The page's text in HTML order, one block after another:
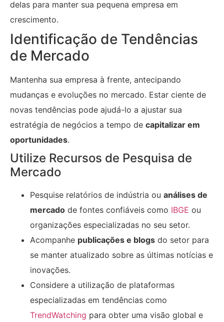
delas para manter sua pequena empresa em
crescimento.
Identificação de Tendências
de Mercado
Mantenha sua empresa à frente, antecipando
mudanças e evoluções no mercado. Estar ciente de
novas tendências pode ajudá-lo a ajustar sua
estratégia de negócios a tempo de capitalizar em
oportunidades.
Utilize Recursos de Pesquisa de
Mercado
Pesquise relatórios de indústria ou análises de
mercado de fontes confiáveis como IBGE ou
organizações especializadas no seu setor.
Acompanhe publicações e blogs do setor para
se manter atualizado sobre as últimas notícias e
inovações.
Considere a utilização de plataformas
especializadas em tendências como
TrendWatching para obter uma visão global e